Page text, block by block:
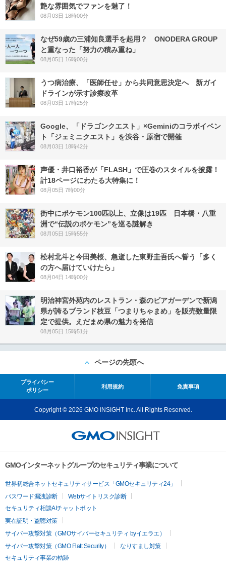
艶な雰囲気でファンを魅了！
08月03日 18時00分
なぜ59歳の三浦知良選手を起用？ ONODERA GROUP
と重なった「努力の積み重ね」
08月05日 16時00分
うつ病治療、「医師任せ」から共同意思決定へ 新ガイ
ドラインが示す診療改革
08月03日 17時25分
Google、「ドラゴンクエスト」×Geminiのコラボイベン
ト「ジェミニクエスト」を渋谷・原宿で開催
08月03日 18時42分
声優・井口裕香が「FLASH」で圧巻のスタイルを披露！
計18ページにわたる大特集に！
08月05日 7時00分
街中にポケモン100匹以上、立像は19匹 日本橋・八重
洲で“伝説のポケモン”を巡る謎解き
08月05日 15時55分
松村北斗と今田美桜、急逝した東野圭吾氏へ誓う「多く
の方へ届けていけたら」
08月04日 14時00分
明治神宮外苑内のレストラン・森のビアガーデンで新潟
県が誇るブランド枝豆「つまりちゃまめ」を販売数量限
定で提供。えだまめ県の魅力を発信
08月05日 15時51分
ページの先頭へ
プライバシー
ポリシー
利用規約 免責事項
Copyright © 2026 GMO INSIGHT Inc. All Rights Reserved.
GMOインターネットグループのセキュリティ事業について
世界初総合ネットセキュリティサービス「GMOセキュリティ24」
パスワード漏洩診断
Webサイトリスク診断
セキュリティ相談AIチャットボット
実在証明・盗聴対策
サイバー攻撃対策（GMOサイバーセキュリティ byイエラエ）
サイバー攻撃対策（GMO Flatt Security）
なりすまし対策
セキュリティ事業の軌跡